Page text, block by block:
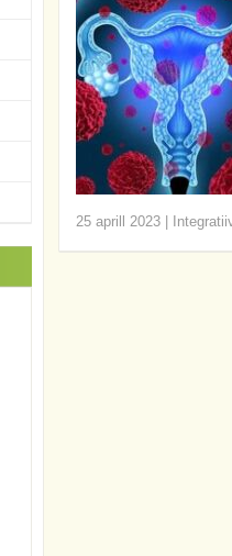
25 aprill 2023